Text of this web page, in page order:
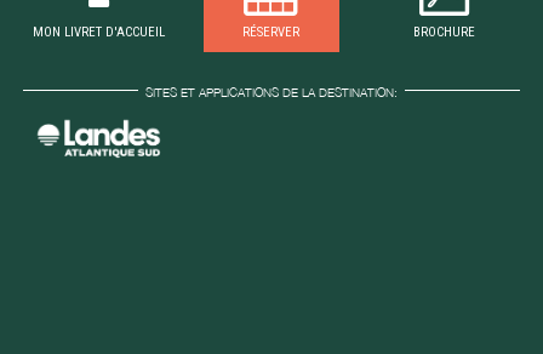
MON LIVRET D'ACCUEIL RÉSERVER BROCHURE
SITES ET APPLICATIONS DE LA DESTINATION: